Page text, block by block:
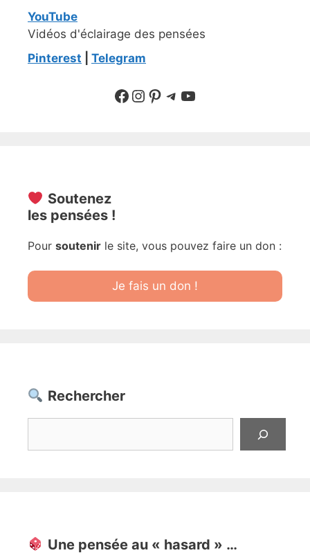
YouTube
Vidéos d'éclairage des pensées
Pinterest
Telegram
Suivre sur Facebook
Suivre sur Instagram
Pinterest
Sur Telegram
YouTube
Soutenez
les pensées !
Pour soutenir le site, vous pouvez faire un don :
Je fais un don !
Rechercher
Une pensée au « hasard » …